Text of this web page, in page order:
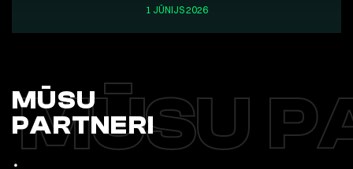
1 JŪNIJS 2026
MŪSU
MŪSU
PARTNERI